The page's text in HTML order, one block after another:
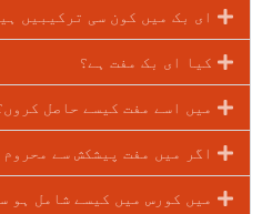
ای بک میں کون سی ترکیبیں
کیا ای بک مفت ہے؟
میں اسے مفت کیسے حاصل
اگر میں مفت پیشکش سے
میں کورس میں کیسے شامل ہو